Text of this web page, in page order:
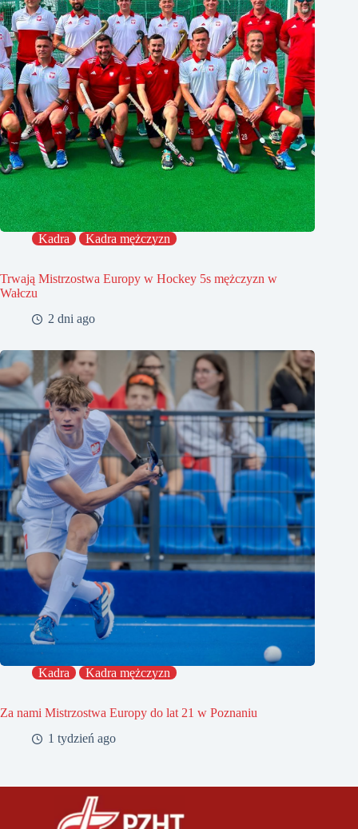
Kadra Kadra mężczyzn
Trwają Mistrzostwa Europy w Hockey 5s mężczyzn w
Wałczu
2 dni ago
Kadra Kadra mężczyzn
Za nami Mistrzostwa Europy do lat 21 w Poznaniu
1 tydzień ago